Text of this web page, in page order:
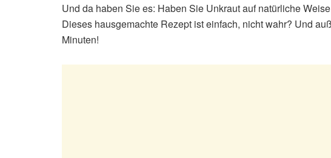
Und da haben Sie es: Haben Sie Unkraut auf natürliche
Dieses hausgemachte Rezept ist einfach, nicht wahr? Und
Minuten!